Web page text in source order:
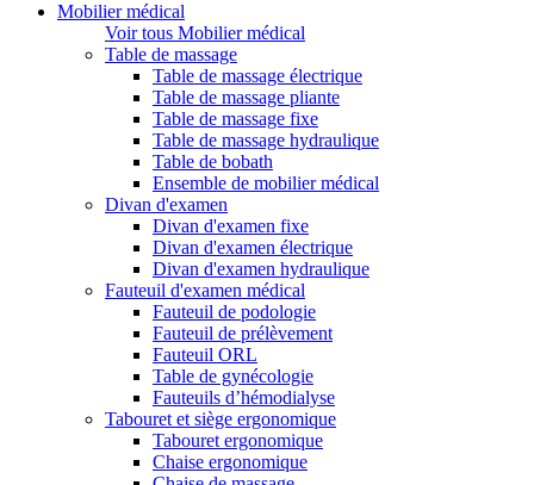
Mobilier médical
Voir tous Mobilier médical
Table de massage
Table de massage électrique
Table de massage pliante
Table de massage fixe
Table de massage hydraulique
Table de bobath
Ensemble de mobilier médical
Divan d'examen
Divan d'examen fixe
Divan d'examen électrique
Divan d'examen hydraulique
Fauteuil d'examen médical
Fauteuil de podologie
Fauteuil de prélèvement
Fauteuil ORL
Table de gynécologie
Fauteuils d’hémodialyse
Tabouret et siège ergonomique
Tabouret ergonomique
Chaise ergonomique